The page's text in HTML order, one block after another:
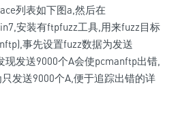
列表如下图a,然后在
安装有ftpfuzz工具,用来fuzz目标
事先设置fuzz数据为发送
现发送9000个A会使pcmanftp出错,
发送9000个A,便于追踪出错的详